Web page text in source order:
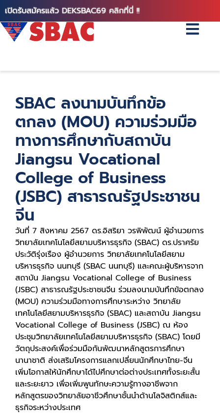
เปิดรับสมัครแล้ว DEKSBAC69 คลิกที่นี่ !!
SBAC ลงนามบันทึกข้อ
ตกลง (MOU) ความร่วมมือ
ทางการศึกษากับสถาบัน
Jiangsu Vocational
College of Business
(JSBC) สาธารณรัฐประชาชน
จีน
วันที่ 7 สิงหาคม 2567 ดร.อิสริยา วรพิพัฒน์ ผู้อำนวยการ
วิทยาลัยเทคโนโลยีสยามบริหารธุรกิจ (SBAC) ดร.ปราศรัย
ประวัติรุ่งเรือง ผู้อำนวยการ วิทยาลัยเทคโนโลยีสยาม
บริหารธุรกิจ นนทบุรี (SBAC นนทบุรี) และคณะผู้บริหารจาก
สถาบัน Jiangsu Vocational College of Business
(JSBC) สาธารณรัฐประชาชนจีน ร่วมลงนามบันทึกข้อตกลง
(MOU) ความร่วมมือทางการศึกษาระหว่าง วิทยาลัย
เทคโนโลยีสยามบริหารธุรกิจ (SBAC) และสถาบัน Jiangsu
Vocational College of Business (JSBC) ณ ห้อง
ประชุมวิทยาลัยเทคโนโลยีสยามบริหารธุรกิจ (SBAC) โดยมี
วัตถุประสงค์เพื่อร่วมมือกันพัฒนาหลักสูตรการศึกษา
นานาชาติ ส่งเสริมโครงการแลกเปลี่ยนนักศึกษาไทย-จีน
เพิ่มโอกาสให้นักศึกษาได้ไปศึกษาต่อต่างประเทศทั้งระยะสั้น
และระยะยาว เพื่อเพิ่มพูนทักษะความรู้ทางอาชีพจาก
หลักสูตรของวิทยาลัยอาชีวศึกษาชั้นนำด้านโลจิสติกส์และ
ธุรกิจระหว่างประเทศ